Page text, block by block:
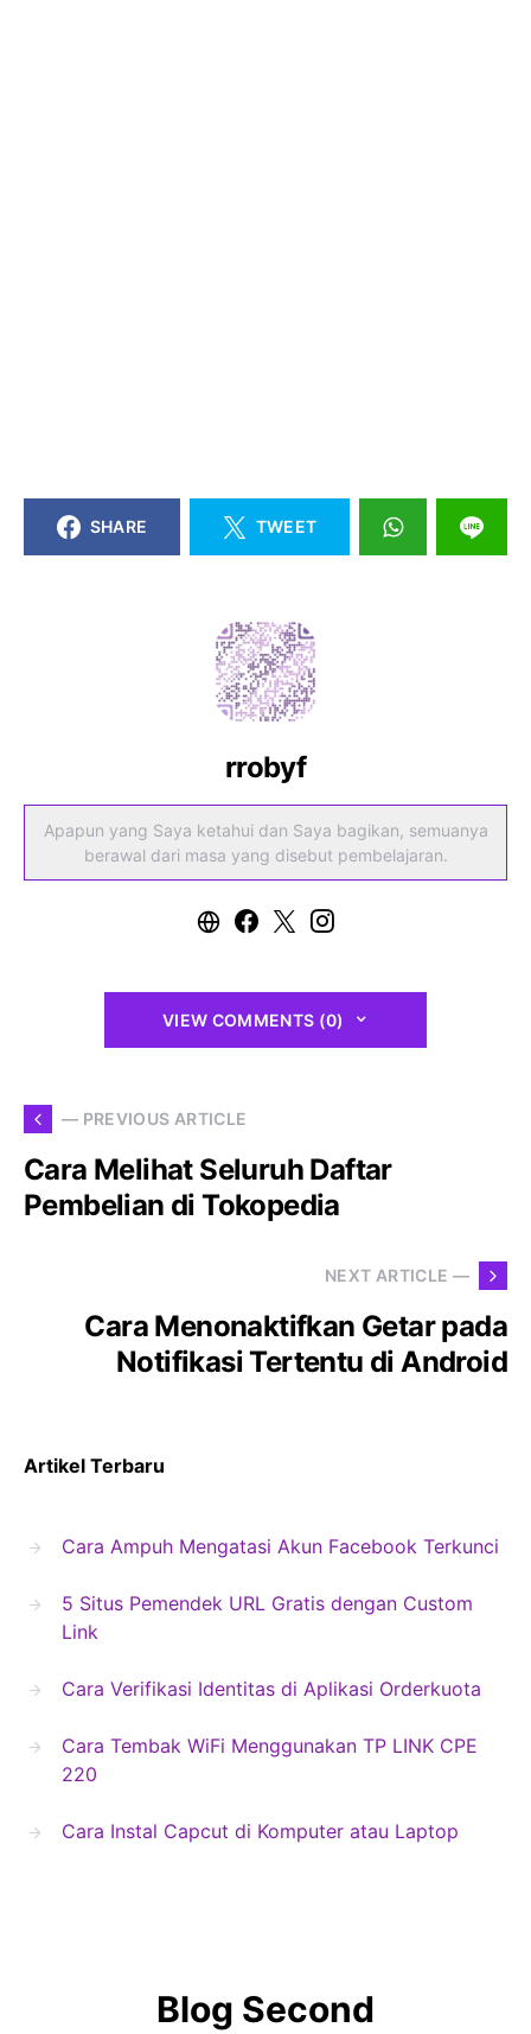
SHARE TWEET
rrobyf
Apapun yang Saya ketahui dan Saya bagikan, semuanya
berawal dari masa yang disebut pembelajaran.
VIEW COMMENTS (0)
— PREVIOUS ARTICLE
Cara Melihat Seluruh Daftar
Pembelian di Tokopedia
NEXT ARTICLE —
Cara Menonaktifkan Getar pada
Notifikasi Tertentu di Android
Artikel Terbaru
Cara Ampuh Mengatasi Akun Facebook Terkunci
5 Situs Pemendek URL Gratis dengan Custom
Link
Cara Verifikasi Identitas di Aplikasi Orderkuota
Cara Tembak WiFi Menggunakan TP LINK CPE
220
Cara Instal Capcut di Komputer atau Laptop
Blog Second